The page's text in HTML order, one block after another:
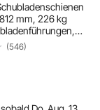
mm, 226 kg
seitlich
ideal
(546)